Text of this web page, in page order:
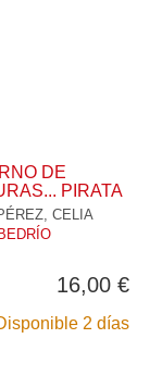
DE
PIRATA
CELIA
16,00 €
2 días